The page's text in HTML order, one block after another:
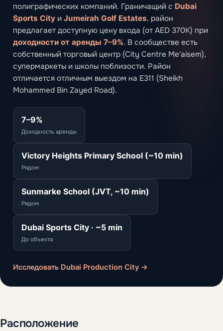
полиграфических компаний. Граничащий с Dubai
Sports City и Jumeirah Golf Estates, район
предлагает доступную цену входа (от AED 370K) при
доходности от аренды 7–9%. В сообществе есть
собственный торговый центр (City Centre Me'aisem),
супермаркеты и школы поблизости. Район
отличается отличным выездом на E311 (Sheikh
Mohammed Bin Zayed Road).
7–9%
Доходность аренды
Victory Heights Primary School (~10 min)
Рядом
Sunmarke School (JVT, ~10 min)
Рядом
Dubai Sports City · ~5 min
До объекта
Исследовать Dubai Production City →
Расположение